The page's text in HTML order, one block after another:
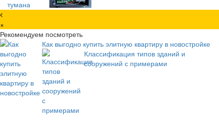
×
Рекомендуем посмотреть
Как выгодно купить элитную квартиру в новостройке
Классификация типов зданий и
сооружений с примерами